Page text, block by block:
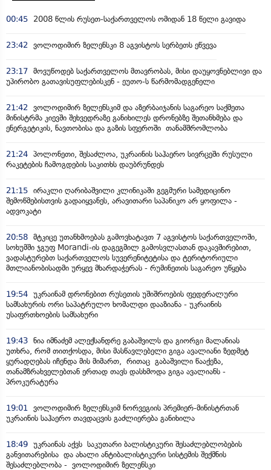
00:45 2008 წლის რუსეთ-საქართველოს ომიდან 18 წელი გავიდა
23:42 ვოლოდიმირ ზელენსკი 8 აგვისტოს სერბეთს ეწვევა
23:17 მოვუწოდებ საქართველოს მთავრობას, მისი დაუყოვნებლივი და
უპირობო გათავისუფლებისკენ - ეუთო-ს წარმომადგენელი
21:42
ვოლოდიმირ ზელენსკიმ და აზერბაიჯანის საგარეო საქმეთა
მინისტრმა კიევში შეხვედრაზე განიხილეს დრონებზე შეთანხმება და
ენერგეტიკის, ნავთობისა და გაზის სფეროში თანამშრომლობა
21:24 პოლონეთი, შესაძლოა, უკრაინის საჰაერო სივრცეში რუსული
რაკეტების ჩამოგდების საკითხს დაუბრუნდეს
21:15 ირაკლი ღარიბაშვილი კლინიკაში გეგმური სამედიცინო
შემოწმებისთვის გადაიყვანეს, არავითარი საპანიკო არ ყოფილა -
ადვოკატი
20:58 მტკიცე უთანხმოებას გამოვხატავთ 7 აგვისტოს საქართველოში,
სოხუმში ჯგუფ Morandi-ის დაგეგმილ გამოსვლასთან დაკავშირებით,
ვადასტურებთ საქართველოს სუვერენიტეტისა და ტერიტორიული
მთლიანობისადმი ურყევ მხარდაჭერას - რუმინეთის საგარეო უწყება
19:54 უკრაინამ დრონებით რუსეთის უშიშროების ფედერალური
სამსახურის ორი საპატრულო ხომალდი დააზიანა - უკრაინის
უსაფრთხოების სამსახური
19:43 ნია იმნაძემ ალექსანდრე გაბაშვილს და გიორგი მალანიას
უთხრა, რომ თითქოსდა, მისი მასწავლებელი გიგა ავალიანი ზედმეტ
ყურადღებას იჩენდა მის მიმართ, რითაც გაბაშვილი წააქეზა,
თანამზრახველებთან ერთად თავს დასხმოდა გიგა ავალიანს -
პროკურატურა
19:01
ვოლოდიმირ ზელენსკიმ ნორვეგიის პრემიერ-მინისტრთან
უკრაინის საჰაერო თავდაცვის გაძლიერება განიხილა
18:49 უკრაინას აქვს საკუთარი ბალისტიკური შესაძლებლობების
განვითარებისა და ახალი ანტიბალისტიკური სისტემის შექმნის
შესაძლებლობა - ვოლოდიმირ ზელენსკი